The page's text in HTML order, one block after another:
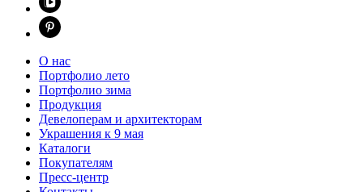
О нас
Портфолио лето
Портфолио зима
Продукция
Девелоперам и архитекторам
Украшения к 9 мая
Каталоги
Покупателям
Пресс-центр